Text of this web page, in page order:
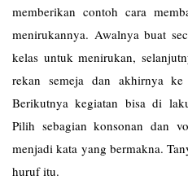
memberikan contoh cara
menirukannya. Awalnya buat
kelas untuk menirukan,
rekan semeja dan akhirnya
Berikutnya kegiatan bisa di
Pilih sebagian konsonan dan
menjadi kata yang bermakna.
huruf itu.